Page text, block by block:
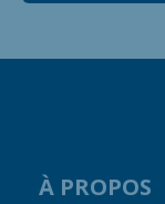
À PROPOS